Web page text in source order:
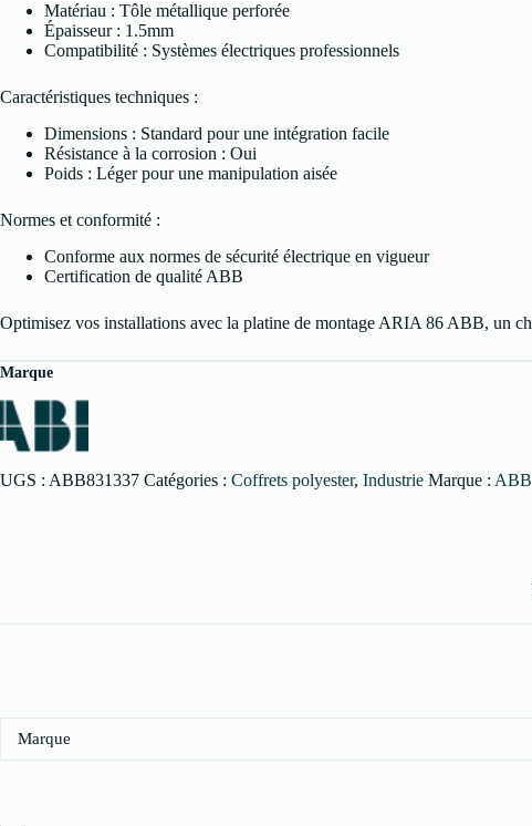
Matériau : Tôle métallique perforée
Épaisseur : 1.5mm
Compatibilité : Systèmes électriques professionnels
Caractéristiques techniques :
Dimensions : Standard pour une intégration facile
Résistance à la corrosion : Oui
Poids : Léger pour une manipulation aisée
Normes et conformité :
Conforme aux normes de sécurité électrique en vigueur
Certification de qualité ABB
Optimisez vos installations avec la platine de montage ARIA 86 ABB, un
Marque
UGS : ABB831337 Catégories : Coffrets polyester, Industrie Marque : ABB
Marque